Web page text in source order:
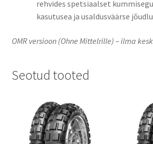
rehvides spetsiaalset
kasutusea ja usaldusväärse
OMR versioon (Ohne Mittelrille) – ilma
Seotud tooted